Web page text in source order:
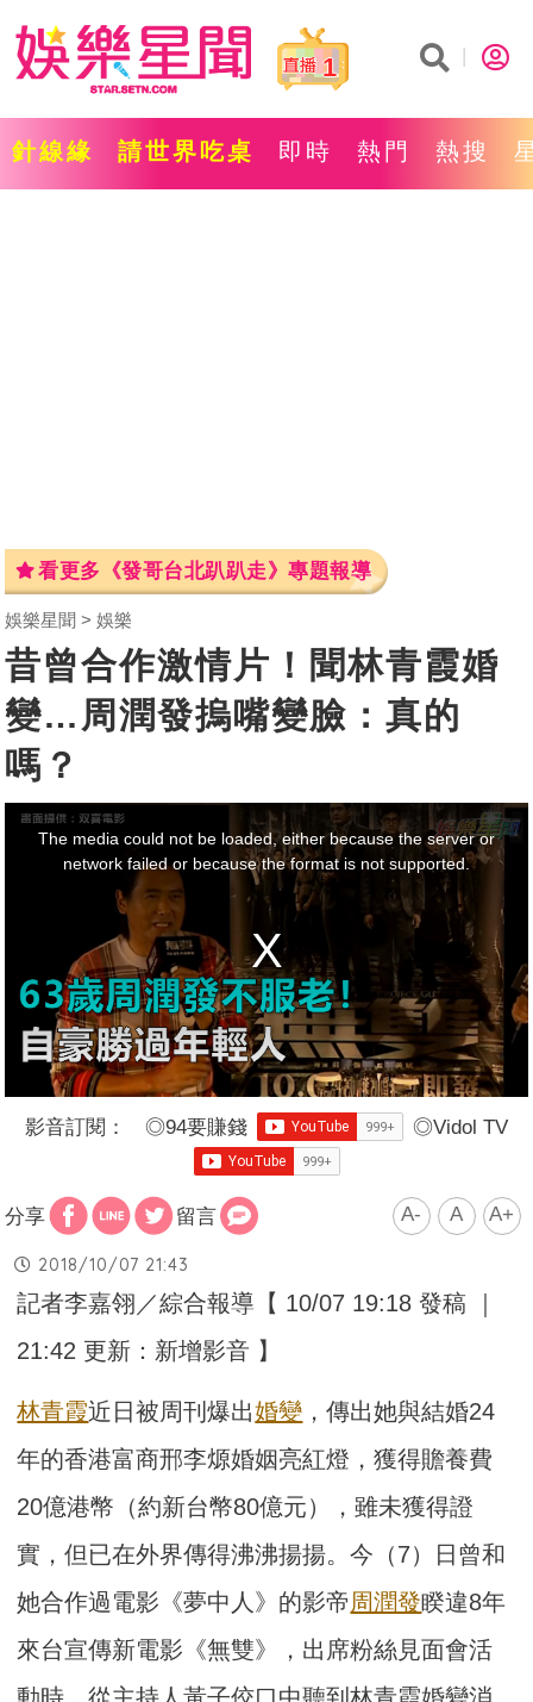
1
針線緣 請世界吃桌 即時 熱門 熱搜
看更多《發哥台北趴趴走》專題報導
娛樂星聞 娛樂
昔曾合作激情片！聞林青霞婚
變…周潤發摀嘴變臉：真的
嗎？
The media could not be loaded, either because the server or
network failed or because the format is not supported.
影音訂閱： ◎94要賺錢 ◎Vidol TV
分享 留言 A- A A+
2018/10/07 21:43
記者李嘉翎／綜合報導【 10/07 19:18 發稿 ｜
21:42 更新：新增影音 】
林青霞近日被周刊爆出婚變 ，傳出她與結婚24
年的香港富商邢李㷧婚姻亮紅燈，獲得贍養費
20億港幣（約新台幣80億元），雖未獲得證
實，但已在外界傳得沸沸揚揚。今（7）日曾和
她合作過電影《夢中人》的影帝周潤發睽違8年
來台宣傳新電影《無雙》，出席粉絲見面會活